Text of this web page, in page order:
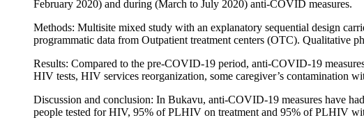
February 2020) and during (March to July 2020) anti-COVID measures.
Methods: Multisite mixed study with an explanatory sequential design
programmatic data from Outpatient treatment centers (OTC). Qualitative
Results: Compared to the pre-COVID-19 period, anti-COVID-19
HIV tests, HIV services reorganization, some caregiver’s contamination
Discussion and conclusion: In Bukavu, anti-COVID-19 measures have
people tested for HIV, 95% of PLHIV on treatment and 95% of PLHIV